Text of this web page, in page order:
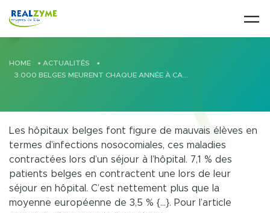
HOME • ACTUALITÉS
•
3.000 BELGES MEURENT CHAQUE ANNÉE À CAUSE D’UNE MALADIE NOSOCOMIALE
Les hôpitaux belges font figure de mauvais élèves en
termes d’infections nosocomiales, ces maladies
contractées lors d’un séjour à l’hôpital. 7,1 % des
patients belges en contractent une lors de leur
séjour en hôpital. C’est nettement plus que la
moyenne européenne de 3,5 % {…}. Pour l’article